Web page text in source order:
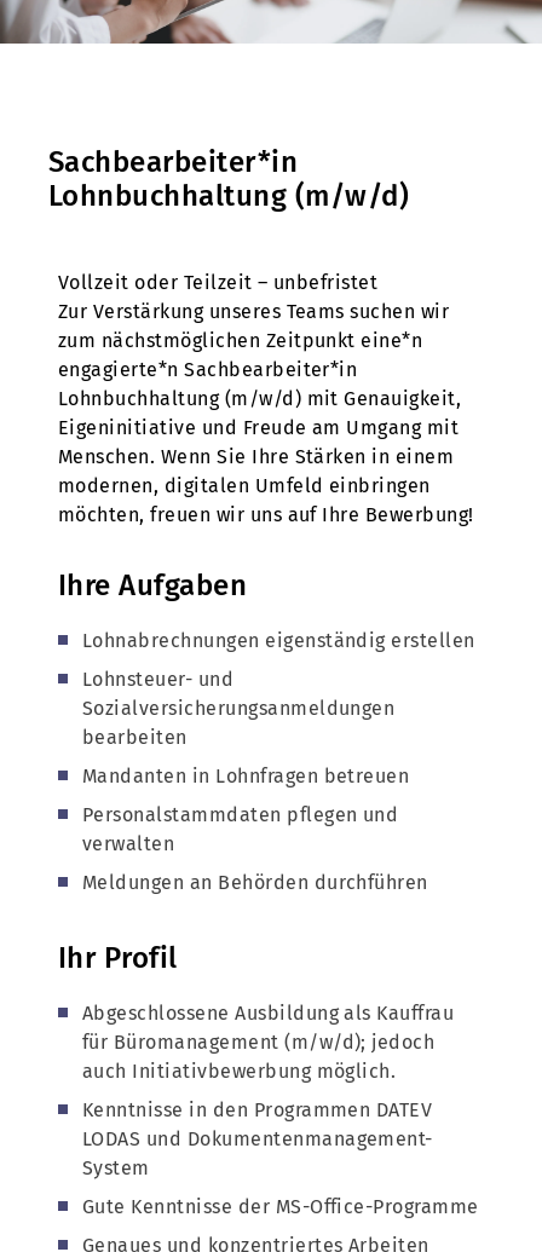
Sachbearbeiter*in
Lohnbuchhaltung (m/w/d)
Vollzeit oder Teilzeit – unbefristet
Zur Verstärkung unseres Teams suchen wir
zum nächstmöglichen Zeitpunkt eine*n
engagierte*n Sachbearbeiter*in
Lohnbuchhaltung (m/w/d) mit Genauigkeit,
Eigeninitiative und Freude am Umgang mit
Menschen. Wenn Sie Ihre Stärken in einem
modernen, digitalen Umfeld einbringen
möchten, freuen wir uns auf Ihre Bewerbung!
Ihre Aufgaben
Lohnabrechnungen eigenständig erstellen
Lohnsteuer- und
Sozialversicherungsanmeldungen
bearbeiten
Mandanten in Lohnfragen betreuen
Personalstammdaten pflegen und
verwalten
Meldungen an Behörden durchführen
Ihr Profil
Abgeschlossene Ausbildung als Kauffrau
für Büromanagement (m/w/d); jedoch
auch Initiativbewerbung möglich.
Kenntnisse in den Programmen DATEV
LODAS und Dokumentenmanagement-
System
Gute Kenntnisse der MS-Office-Programme
Genaues und konzentriertes Arbeiten